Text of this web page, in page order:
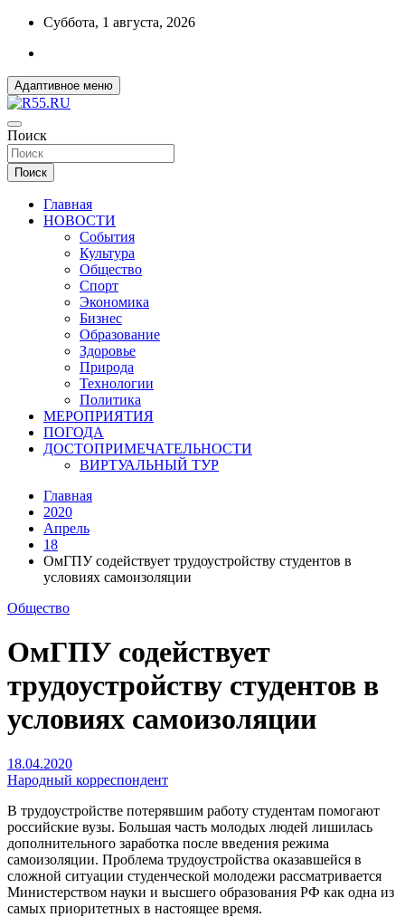
Перейти
содержимому
Суббота, 1 августа, 2026
Адаптивное меню
R55.RU
ДОБРЫЕ ВЕСТИ ИЗ ОМСКА
Поиск
Поиск
Главная
НОВОСТИ
События
Культура
Общество
Спорт
Экономика
Бизнес
Образование
Здоровье
Природа
Технологии
Политика
МЕРОПРИЯТИЯ
ПОГОДА
ДОСТОПРИМЕЧАТЕЛЬНОСТИ
ВИРТУАЛЬНЫЙ ТУР
Главная
2020
Апрель
18
ОмГПУ содействует трудоустройству студентов в
условиях самоизоляции
Общество
ОмГПУ содействует
трудоустройству студентов в
условиях самоизоляции
18.04.2020
Народный корреспондент
В трудоустройстве потерявшим работу студентам помогают
российские вузы. Большая часть молодых людей лишилась
дополнительного заработка после введения режима
самоизоляции. Проблема трудоустройства оказавшейся в
сложной ситуации студенческой молодежи рассматривается
Министерством науки и высшего образования РФ как одна из
самых приоритетных в настоящее время.